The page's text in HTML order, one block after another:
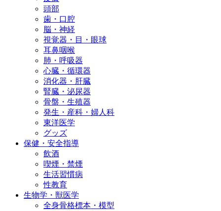
頭部
歯・口腔
脳・神経
視覚器・目・眼球
耳鼻咽喉
肺・呼吸器
心臓・循環器
消化器・肝臓
腎臓・泌尿器
骨盤・生殖器
発生・産科・婦人科
東洋医学
グッズ
保健・安全指導
飲酒
喫煙・禁煙
生活習慣病
性教育
生物学・獣医学
全身骨格標本・模型